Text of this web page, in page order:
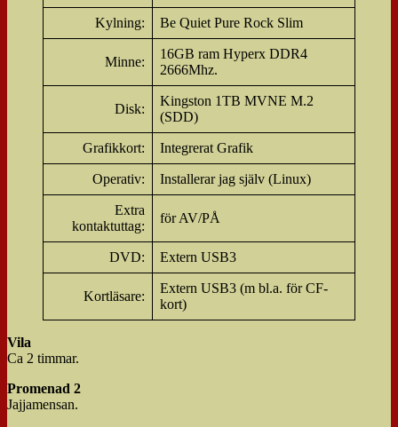
Kylning: Be Quiet Pure Rock Slim
Minne:
16GB ram Hyperx DDR4
2666Mhz.
Disk:
Kingston 1TB MVNE M.2
(SDD)
Grafikkort: Integrerat Grafik
Operativ: Installerar jag själv (Linux)
Extra
kontaktuttag:
för AV/PÅ
DVD: Extern USB3
Kortläsare:
Extern USB3 (m bl.a. för CF-
kort)
Vila
Ca 2 timmar.
Promenad 2
Jajjamensan.